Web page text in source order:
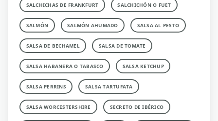
SALCHICHAS DE FRANKFURT SALCHICHÓN O FUET
SALMÓN SALMÓN AHUMADO SALSA AL PESTO
SALSA DE BECHAMEL SALSA DE TOMATE
SALSA HABANERA O TABASCO SALSA KETCHUP
SALSA PERRINS SALSA TARTUFATA
SALSA WORCESTERSHIRE SECRETO DE IBÉRICO